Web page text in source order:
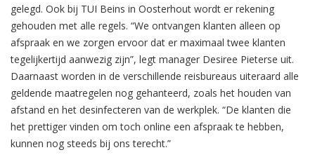
gelegd. Ook bij TUI Beins in Oosterhout wordt er rekening
gehouden met alle regels. “We ontvangen klanten alleen op
afspraak en we zorgen ervoor dat er maximaal twee klanten
tegelijkertijd aanwezig zijn”, legt manager Desiree Pieterse uit.
Daarnaast worden in de verschillende reisbureaus uiteraard alle
geldende maatregelen nog gehanteerd, zoals het houden van
afstand en het desinfecteren van de werkplek. “De klanten die
het prettiger vinden om toch online een afspraak te hebben,
kunnen nog steeds bij ons terecht.”